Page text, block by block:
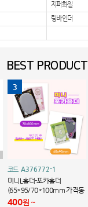
지퍼화일
링바인더
BEST PRODUCT
3
코드 A376772-1
미니L홀더-포카홀더
(65*95/70*100mm 가격동
일)250개부터가능
400원